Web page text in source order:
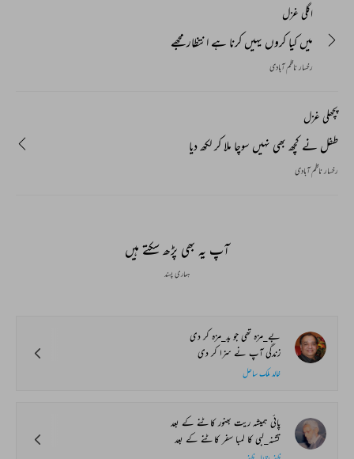
اگلی غزل
میں کیا کروں یہیں کرنا ہے انتظار مجھے
رخسار ناظم آبادی
پچھلی غزل
طفل نے کچھ بھی نہیں سوچا ملا کر لکھ دیا
رخسار ناظم آبادی
آپ یہ بھی پڑھ سکتے ہیں
ہماری پسند
بے_مزہ تھی جو بد_مزہ کر دی
زندگی آپ نے سزا کر دی
خالد ملک ساحل
پائی ہمیشہ ریت بھنور کاٹنے کے بعد
تشنہ_لبی کا لمبا سفر کاٹنے کے بعد